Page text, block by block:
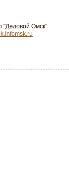
"Деловой Омск"